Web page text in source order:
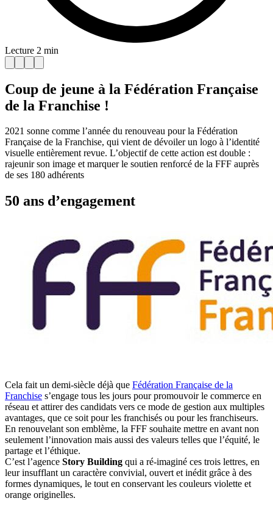
Lecture 2 min
Coup de jeune à la Fédération Française
de la Franchise !
2021 sonne comme l’année du renouveau pour la Fédération
Française de la Franchise, qui vient de dévoiler un logo à l’identité
visuelle entièrement revue. L’objectif de cette action est double :
rajeunir son image et marquer le soutien renforcé de la FFF auprès
de ses 180 adhérents
50 ans d’engagement
Cela fait un demi-siècle déjà que Fédération Française de la
Franchise s’engage tous les jours pour promouvoir le commerce en
réseau et attirer des candidats vers ce mode de gestion aux multiples
avantages, que ce soit pour les franchisés ou pour les franchiseurs.
En renouvelant son emblème, la FFF souhaite mettre en avant non
seulement l’innovation mais aussi des valeurs telles que l’équité, le
partage et l’éthique.
C’est l’agence Story Building qui a ré-imaginé ces trois lettres, en
leur insufflant un caractère convivial, ouvert et inédit grâce à des
formes dynamiques, le tout en conservant les couleurs violette et
orange originelles.